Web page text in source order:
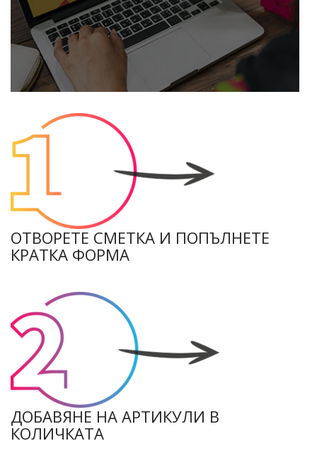
ОТВОРЕТЕ СМЕТКА И ПОПЪЛНЕТЕ
КРАТКА ФОРМА
ДОБАВЯНЕ НА АРТИКУЛИ В
КОЛИЧКАТА